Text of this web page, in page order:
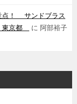
点！ サンドブラス
京都
に 阿部裕子